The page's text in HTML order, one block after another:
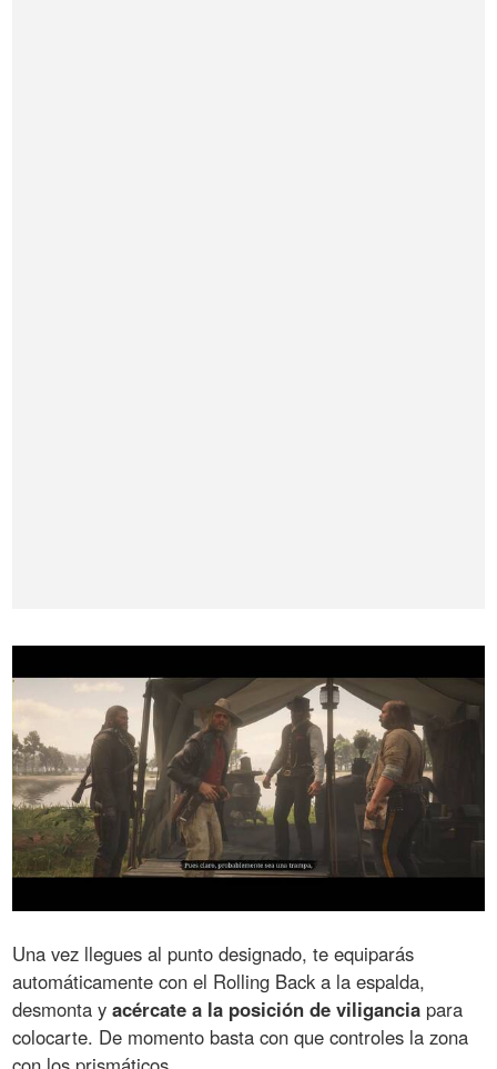
Una vez llegues al punto designado, te equiparás
automáticamente con el Rolling Back a la espalda,
desmonta yacércate a la posición de viligancia para
colocarte. De momento basta con que controles la zona